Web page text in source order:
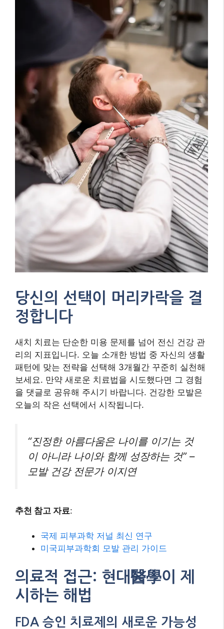
당신의 선택이 머리카락을 결
정합니다
새치 치료는 단순한 미용 문제를 넘어 전신 건강 관
리의 지표입니다. 오늘 소개한 방법 중 자신의 생활
패턴에 맞는 전략을 선택해 3개월간 꾸준히 실천해
보세요. 만약 새로운 치료법을 시도했다면 그 경험
을 댓글로 공유해 주시기 바랍니다. 건강한 모발은
오늘의 작은 선택에서 시작됩니다.
“진정한 아름다움은 나이를 이기는 것
이 아니라 나이와 함께 성장하는 것” –
모발 건강 전문가 이지연
추천 참고 자료:
국제 피부과학 저널 최신 연구
미국피부과학회 모발 관리 가이드
의료적 접근: 현대醫學이 제
시하는 해법
FDA 승인 치료제의 새로운 가능성